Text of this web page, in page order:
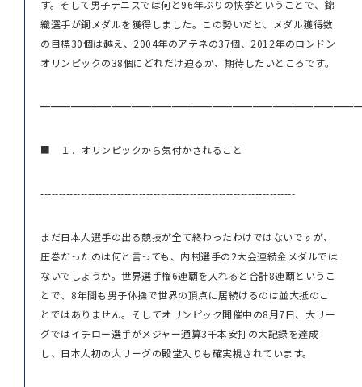
す。そして男子テニスでは何と96年ぶりの快挙ということで、錦
織選手が銅メダルを獲得しました。この勢いだと、メダル獲得数
の目標30個は越え、2004年のアテネの37個、2012年のロンドン
オリンピックの38個にどれだけ迫るか、期待したいところです。
■ １．オリンピックから気付かされること
----------------------------------------------------------------------
まだ日本人選手の出る競技が全て終わったわけではないですが、
圧巻だったのは何と言っても、内村選手の2大会連続金メダルでは
ないでしょうか。世界選手権6連覇を入れると合計8連覇というこ
とで、8年間も男子体操で世界の頂点に居続けるのは並大抵のこ
とではありません。そしてオリンピック開催中の8月7日、大リー
グではイチロー選手がメジャー通算3千本安打の大記録を達成
し、日本人初の大リーグの殿堂入りも確実視されています。